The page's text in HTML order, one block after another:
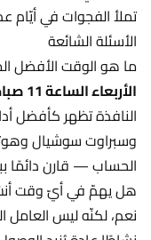
تملأ الفجوات في أيّام
الأسئلة الشائعة
ما هو الوقت الأفضل
الأربعاء الساعة 11 صباحًا
وسبراوت سوشيال
الحساب — قارن دائمًا
هل يهمّ في أيّ وقت
نعم، لكنّه ليس العامل